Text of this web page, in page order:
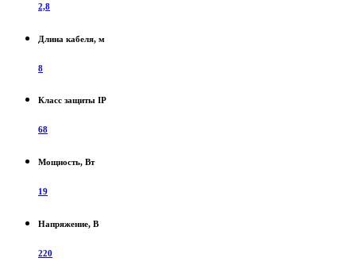
2,8
Длина кабеля, м
8
Класс защиты IP
68
Мощность, Вт
19
Напряжение, В
220